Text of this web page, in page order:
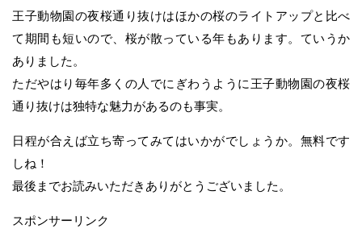
王子動物園の夜桜通り抜けはほかの桜のライトアップと比べ
て期間も短いので、桜が散っている年もあります。ていうか
ありました。
ただやはり毎年多くの人でにぎわうように王子動物園の夜桜
通り抜けは独特な魅力があるのも事実。
日程が合えば立ち寄ってみてはいかがでしょうか。無料です
しね！
最後までお読みいただきありがとうございました。
スポンサーリンク